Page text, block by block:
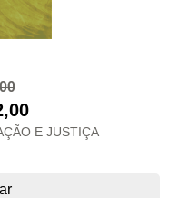
E JUSTIÇA